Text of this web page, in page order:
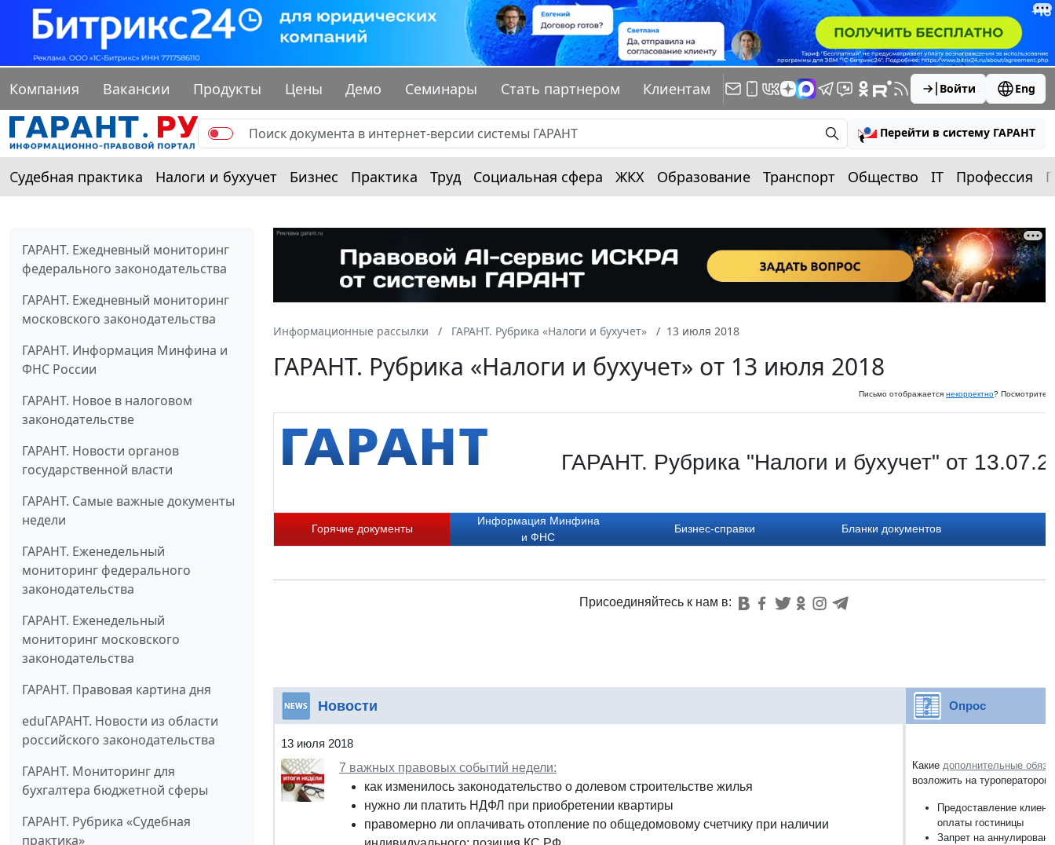
Компания Вакансии Продукты Цены Демо Семинары Стать партнером Клиентам Войти Eng
Перейти в систему ГАРАНТ
Судебная практика Налоги и бухучет Бизнес Практика Труд Социальная сфера ЖКХ Образование Транспорт Общество IT Профессия
ГАРАНТ. Ежедневный мониторинг
федерального законодательства
ГАРАНТ. Ежедневный мониторинг
московского законодательства
ГАРАНТ. Информация Минфина и
ФНС России
ГАРАНТ. Новое в налоговом
законодательстве
ГАРАНТ. Новости органов
государственной власти
ГАРАНТ. Самые важные документы
недели
ГАРАНТ. Еженедельный
мониторинг федерального
законодательства
ГАРАНТ. Еженедельный
мониторинг московского
законодательства
ГАРАНТ. Правовая картина дня
eduГАРАНТ. Новости из области
российского законодательства
ГАРАНТ. Мониторинг для
бухгалтера бюджетной сферы
ГАРАНТ. Рубрика «Судебная
практика»
Информационные рассылки ГАРАНТ. Рубрика «Налоги и бухучет» 13 июля 2018
ГАРАНТ. Рубрика «Налоги и бухучет» от 13 июля 2018
Письмо отображается некорректно? Посмотрите
ГАРАНТ. Рубрика "Налоги и бухучет" от
Горячие документы
Информация Минфина
и ФНС
Бизнес-справки Бланки документов
Присоединяйтесь к нам в:
Новости
13 июля 2018
7 важных правовых событий недели:
как изменилось законодательство о долевом строительстве жилья
нужно ли платить НДФЛ при приобретении квартиры
правомерно ли оплачивать отопление по общедомовому счетчику при наличии
Опрос
Какие дополнительные
возложить на туроператоров?
Предоставление
оплаты гостиницы
Запрет на